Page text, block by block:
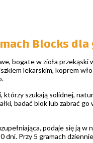
Blocks
bogate w zioła
lekarskim, koprem
szukają solidnej,
badać blok lub zabrać
podaje się ją
Przy 5 gramach